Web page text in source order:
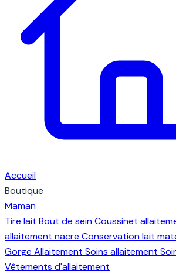
Accueil
Boutique
Maman
Tire lait Bout de seinCoussinet
allaitement nacre Conservation lait
Gorge Allaitement Soins allaitement
Vêtements d'allaitement